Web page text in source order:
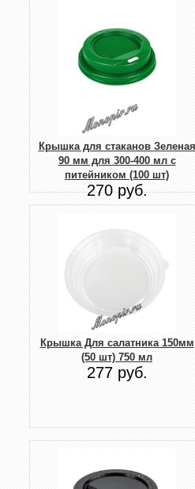
Крышка для стаканов Зеленая
90 мм для 300-400 мл с
питейником (100 шт)
270 руб.
Крышка Для салатника 150мм
(50 шт) 750 мл
277 руб.